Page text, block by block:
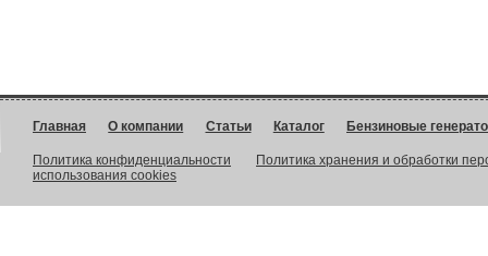
Главная О компании Статьи Каталог Бензиновые
Политика конфиденциальности
Политика хранения и обработки
использования cookies